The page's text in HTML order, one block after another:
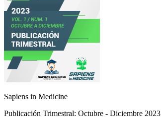
Sapiens in Medicine
Publicación Trimestral: Octubre - Diciembre 2023